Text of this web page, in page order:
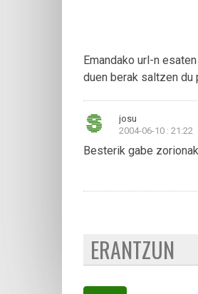
Emandako url-n
duen berak saltzen du
josu
2004-06-10 : 21:22
Besterik gabe
ERANTZUN